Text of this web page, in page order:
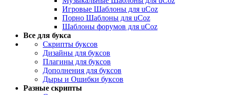
Игровые Шаблоны для uCoz
Порно Шаблоны для uCoz
Шаблоны форумов для uCoz
Все для букса
Скрипты буксов
Дизайны для буксов
Плагины для буксов
Дополнения для буксов
Дыры и Ошибки буксов
Разные скрипты